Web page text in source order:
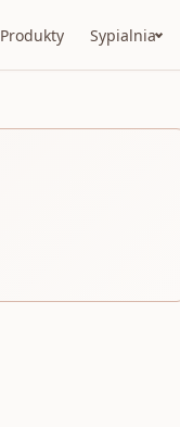
Produkty Sypialnia